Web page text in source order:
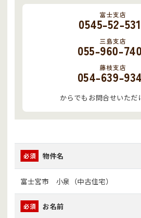
富士支店
0545-52-
三島支店
055-960-
藤枝支店
054-639-
からでもお問合せいただ
必須 物件名
富士宮市 小泉（中古住宅）
必須 お名前